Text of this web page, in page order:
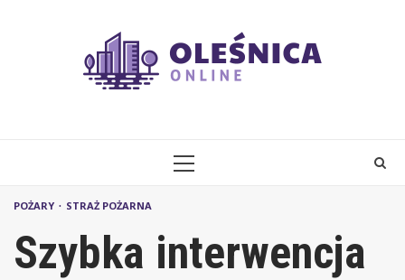
PRIMARY
POŻARY STRAŻ POŻARNA
Szybka interwencja